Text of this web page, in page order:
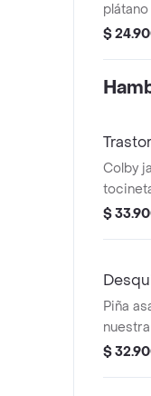
y
$
Colby
$
Piña
$